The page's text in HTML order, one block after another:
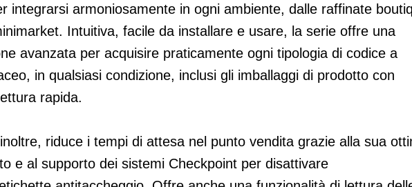
integrarsi armoniosamente in ogni ambiente, dalle raffinate
Intuitiva, facile da installare e usare, la serie offre una
avanzata per acquisire praticamente ogni tipologia di codice a
in qualsiasi condizione, inclusi gli imballaggi di prodotto con
rapida.
riduce i tempi di attesa nel punto vendita grazie alla sua
e al supporto dei sistemi Checkpoint per disattivare